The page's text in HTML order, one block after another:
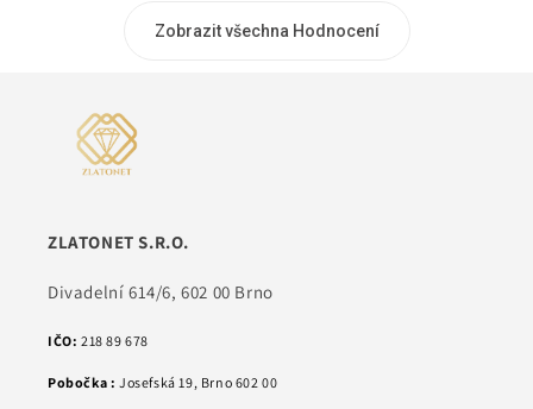
Zobrazit všechna Hodnocení
ZLATONET S.R.O.
Divadelní 614/6, 602 00 Brno
IČO: 218 89 678
Pobočka : Josefská 19, Brno 602 00